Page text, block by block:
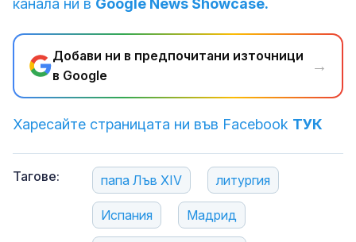
канала ни в Google News Showcase.
Добави ни в предпочитани източници
в Google
→
Харесайте страницата ни във Facebook ТУК
Тагове: папа Лъв XIV литургия
Испания Мадрид